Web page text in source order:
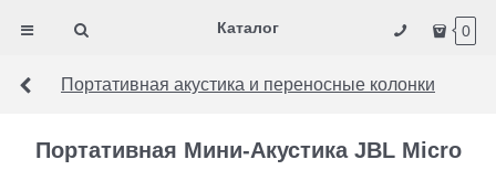
Каталог 0
Портативная акустика и переносные колонки
Портативная Мини-Акустика JBL Micro